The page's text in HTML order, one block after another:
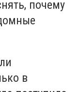
почему
в